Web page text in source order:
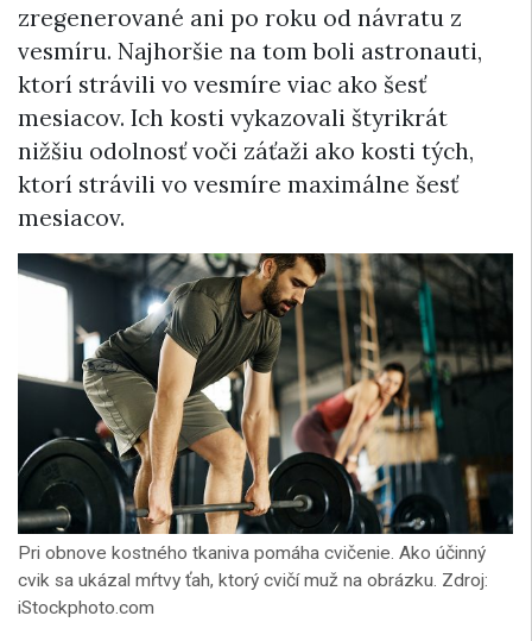
zregenerované ani po roku od návratu z
vesmíru. Najhoršie na tom boli astronauti,
ktorí strávili vo vesmíre viac ako šesť
mesiacov. Ich kosti vykazovali štyrikrát
nižšiu odolnosť voči záťaži ako kosti tých,
ktorí strávili vo vesmíre maximálne šesť
mesiacov.
Pri obnove kostného tkaniva pomáha cvičenie. Ako účinný
cvik sa ukázal mŕtvy ťah, ktorý cvičí muž na obrázku. Zdroj:
iStockphoto.com